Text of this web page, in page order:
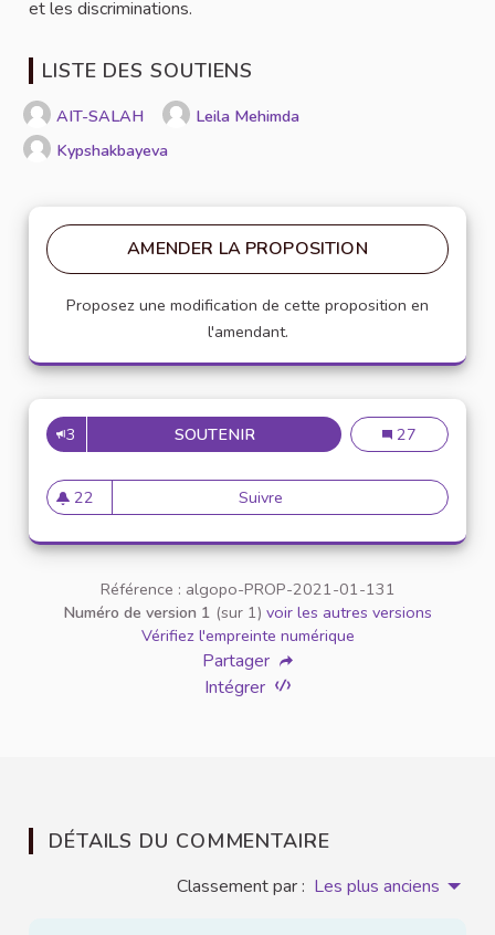
et les discriminations.
LISTE DES SOUTIENS
AIT-SALAH
Leila Mehimda
Kypshakbayeva
AMENDER LA PROPOSITION
Proposez une modification de cette proposition en
l'amendant.
3 SOUTENIRCRÉATION D'UN DISPOSITIF
Création d'un
27
22
22 abonnés
Suivre Création d'un dispositif
Référence : algopo-PROP-2021-01-131
Numéro de version 1 (sur 1) voir les autres versions
Vérifiez l'empreinte numérique
Partager
Intégrer
DÉTAILS DU COMMENTAIRE
Classement par : Les plus anciens